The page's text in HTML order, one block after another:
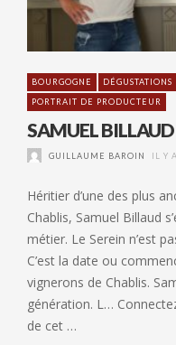
BOURGOGNE DÉGUSTATIONS
PORTRAIT DE PRODUCTEUR
SAMUEL
GUILLAUME BAROIN IL Y
Héritier d’une des plus
Chablis, Samuel Billaud
métier. Le Serein n’est
C’est la date ou
vignerons de Chablis.
génération. L…
de cet …